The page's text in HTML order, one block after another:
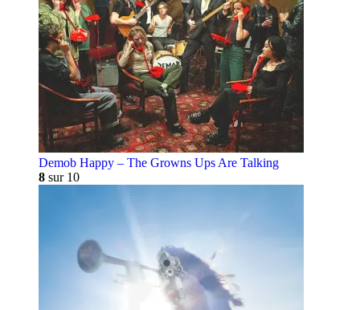
Demob Happy – The Growns Ups Are Talking
8 sur 10